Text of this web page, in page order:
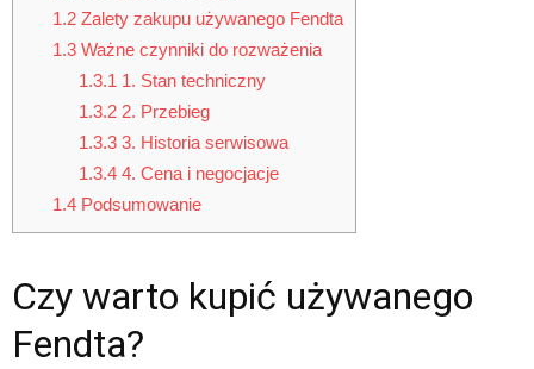
1.2Zalety zakupu używanego Fendta
1.3Ważne czynniki do rozważenia
1.3.1 1. Stan techniczny
1.3.2 2. Przebieg
1.3.3 3. Historia serwisowa
1.3.4 4. Cena i negocjacje
1.4Podsumowanie
Czy warto kupić używanego
Fendta?